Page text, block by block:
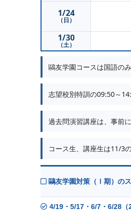
1/24
（日）
1/30
（土）
鷗友学園コースは国語の
志望校別特訓の09:50～
過去問演習講座は、事前
コース生、講座生は11/3
鷗友学園対策（Ⅰ期）の
4/19・5/17・6/7・6/28（